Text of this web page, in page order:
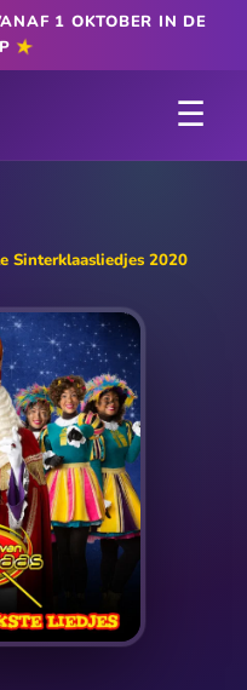
1 OKTOBER IN DE
★
☰
Sinterklaasliedjes 2020